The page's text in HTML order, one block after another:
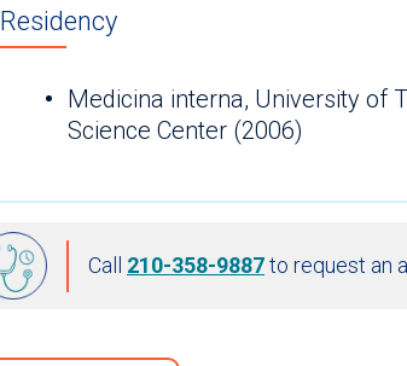
Residency
Medicina interna, University of
Science Center (2006)
Call 210-358-9887to request an